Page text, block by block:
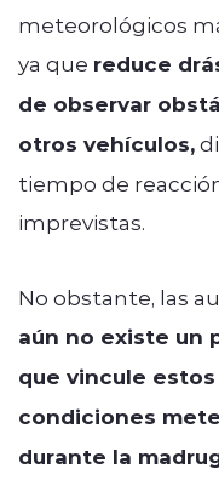
meteorológicos
ya que reduce
de observar
otros vehículos,
tiempo de
imprevistas.
No obstante, las
aún no existe un
que vincule
condiciones
durante la